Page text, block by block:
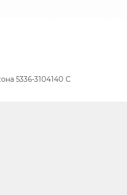
5336-3104140 С